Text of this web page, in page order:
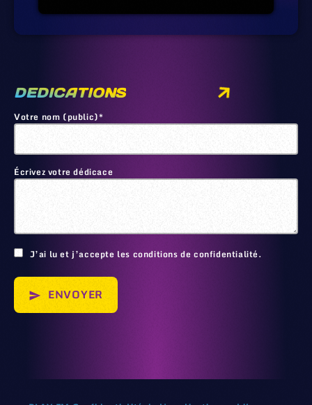
DEDICATIONS
Votre nom (public)*
Écrivez votre dédicace
J’ai lu et j’accepte les conditions de confidentialité.
send ENVOYER